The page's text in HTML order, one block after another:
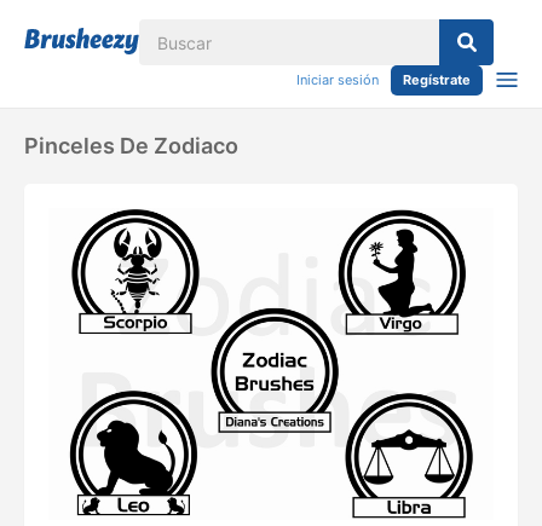
Iniciar sesión Regístrate
Pinceles De Zodiaco